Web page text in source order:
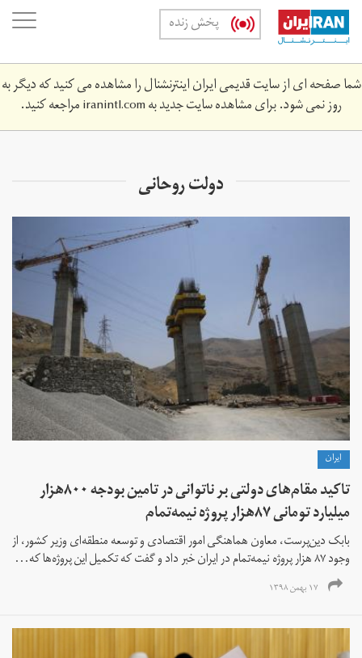
Skip
main
content
پخش زنده
شما صفحه ای از سایت قدیمی ایران اینترنشنال را مشاهده می کنید که دیگر به
روز نمی شود. برای مشاهده سایت جدید بهiranintl.comمراجعه کنید.
دولت روحانی
ايران
تاکید مقام‌های دولتی بر ناتوانی در تامین بودجه ۸۰۰هزار
میلیارد تومانی ۸۷هزار پروژه نیمه‌تمام
بابک دین‌پرست، معاون هماهنگی امور اقتصادی و توسعه منطقه‌ای وزیر کشور، از
وجود ۸۷ هزار پروژه نیمه‌تمام در ایران خبر داد و گفت که تکمیل این پروژه‌ها که...
۱۷ بهمن ۱۳۹۸